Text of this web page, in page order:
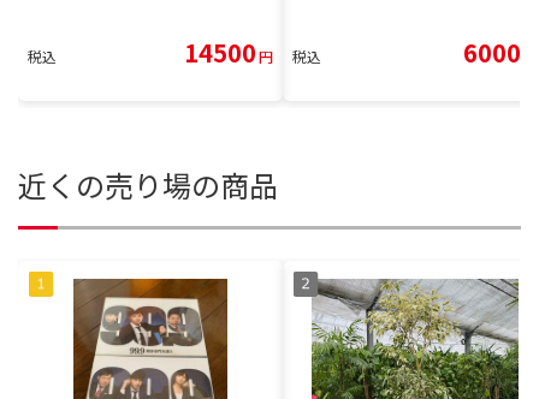
税込 14500円 税込 6000
近くの売り場の商品